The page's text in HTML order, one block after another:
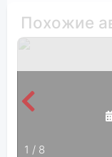
Похожие
1 / 8